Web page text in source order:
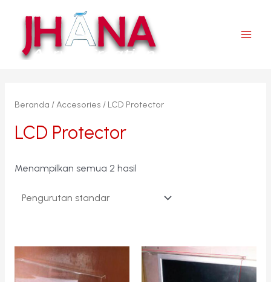
Beranda / Accesories / LCD Protector
LCD Protector
Menampilkan semua 2 hasil